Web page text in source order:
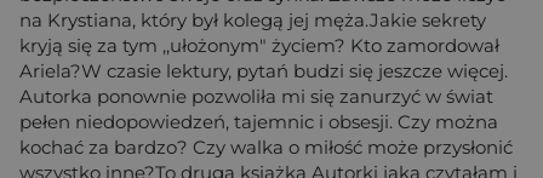
na Krystiana, który był kolegą jej męża.Jakie sekrety
kryją się za tym ,,ułożonym" życiem? Kto zamordował
Ariela?W czasie lektury, pytań budzi się jeszcze więcej.
Autorka ponownie pozwoliła mi się zanurzyć w świat
pełen niedopowiedzeń, tajemnic i obsesji. Czy można
kochać za bardzo? Czy walka o miłość może przysłonić
wszystko inne?To druga książka Autorki jaką czytałam i